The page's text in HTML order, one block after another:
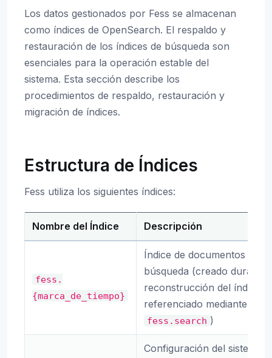
Los datos gestionados por Fess se almacenan
como índices de OpenSearch. El respaldo y
restauración de los índices de búsqueda son
esenciales para la operación estable del
sistema. Esta sección describe los
procedimientos de respaldo, restauración y
migración de índices.
Estructura de Índices
Fess utiliza los siguientes índices:
Nombre del Índice Descripción
fess.
{marca_de_tiempo}
Índice de documentos de
búsqueda (creado durante
reconstrucción del índice,
referenciado mediante el
fess.search )
Configuración del sistema